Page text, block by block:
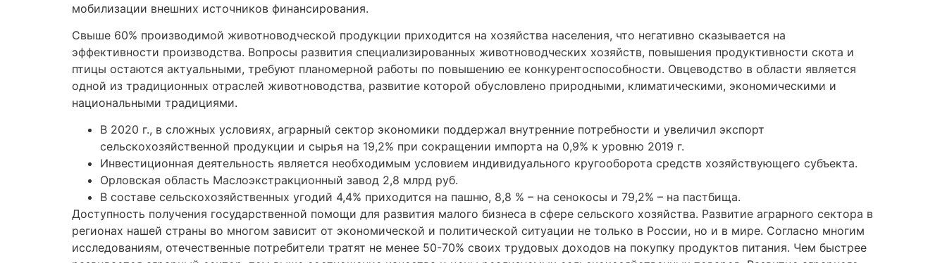
мобилизации внешних источников финансирования.
Свыше 60% производимой животноводческой продукции приходится на хозяйства населения, что негативно сказывается на
эффективности производства. Вопросы развития специализированных животноводческих хозяйств, повышения продуктивности скота и
птицы остаются актуальными, требуют планомерной работы по повышению ее конкурентоспособности. Овцеводство в области является
одной из традиционных отраслей животноводства, развитие которой обусловлено природными, климатическими, экономическими и
национальными традициями.
В 2020 г., в сложных условиях, аграрный сектор экономики поддержал внутренние потребности и увеличил экспорт
сельскохозяйственной продукции и сырья на 19,2% при сокращении импорта на 0,9% к уровню 2019 г.
Инвестиционная деятельность является необходимым условием индивидуального кругооборота средств хозяйствующего субъекта.
Орловская область Маслоэкстракционный завод 2,8 млрд руб.
В составе сельскохозяйственных угодий 4,4% приходится на пашню, 8,8 % – на сенокосы и 79,2% – на пастбища.
Доступность получения государственной помощи для развития малого бизнеса в сфере сельского хозяйства. Развитие аграрного сектора в
регионах нашей страны во многом зависит от экономической и политической ситуации не только в России, но и в мире. Согласно многим
исследованиям, отечественные потребители тратят не менее 50-70% своих трудовых доходов на покупку продуктов питания. Чем быстрее